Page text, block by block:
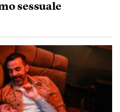
sessuale